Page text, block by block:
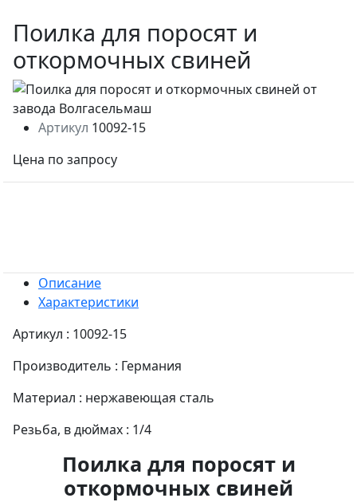
Поилка для поросят и
откормочных свиней
Артикул 10092-15
Цена по запросу
Описание
Характеристики
Артикул : 10092-15
Производитель : Германия
Материал : нержавеющая сталь
Резьба, в дюймах : 1/4
Поилка для поросят и
откормочных свиней